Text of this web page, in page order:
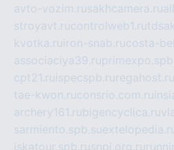
avto-vozim.rusakhcamera.ru
stroyavt.rucontrolweb1.ru
kvotka.ru iron-snab.rucosta-
associaciya39.ru
cpt21.ru ispecspb.ru regahost.ru
tae-kwon.ruconsrio.com.ru
archery161.rubigencyclica.ru
sarmiento.spb.su
iskatour.spb.rusnpi.org.ru